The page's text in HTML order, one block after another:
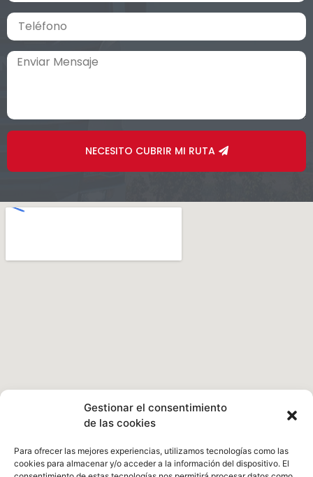
Gestionar el consentimiento
de las cookies
Para ofrecer las mejores experiencias, utilizamos tecnologías como las
cookies para almacenar y/o acceder a la información del dispositivo. El
NECESITO CUBRIR MI RUTA